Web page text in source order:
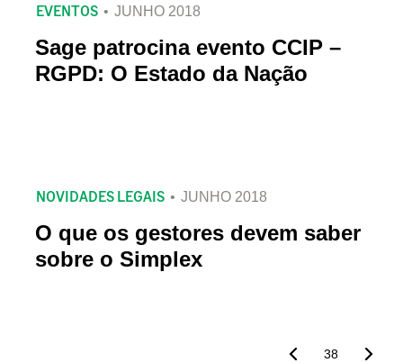
EVENTOS JUNHO 2018
Sage patrocina evento CCIP –
RGPD: O Estado da Nação
NOVIDADES LEGAIS JUNHO 2018
O que os gestores devem saber
sobre o Simplex
38